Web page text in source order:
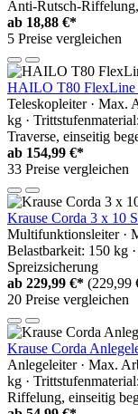
Anti-Rutsch-
ab 18,88 €*
5 Preise vergleichen
HAILO T80 FlexLine
Teleskopleiter · Max.
kg ·
Traverse, einseitig
ab 154,99 €*
33 Preise vergleichen
Krause Corda 3 x 10
Multifunktionsleiter ·
Belastbarkeit: 150 kg
Spreizsicherung
ab 229,99 €* (229,99
20 Preise vergleichen
Krause Corda
Anlegeleiter · Max.
kg ·
Riffelung, einseitig